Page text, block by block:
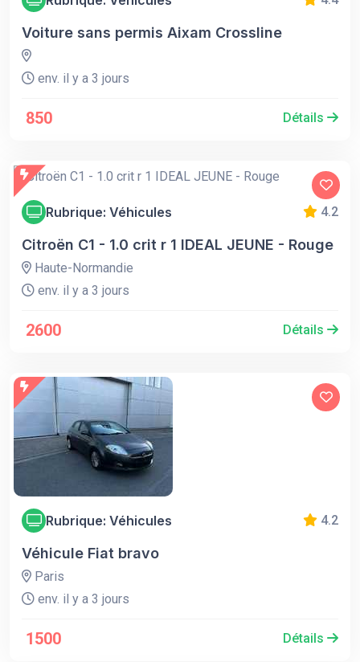
Voiture sans permis Aixam Crossline
env. il y a 3 jours
850 Détails
Rubrique: Véhicules 4.2
Citroën C1 - 1.0 crit r 1 IDEAL JEUNE - Rouge
Haute-Normandie
env. il y a 3 jours
2600 Détails
Rubrique: Véhicules 4.2
Véhicule Fiat bravo
Paris
env. il y a 3 jours
1500 Détails